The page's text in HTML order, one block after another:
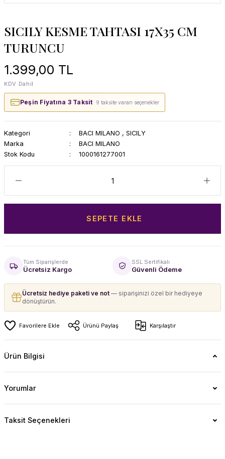
SICILY KESME TAHTASI 17X35 CM
TURUNCU
1.399,00 TL
KDV Dahil
Peşin Fiyatına 3 Taksit· 9 taksite varan seçenekler
Kategori BACI MILANO , SICILY
Marka
BACI MILANO
Stok Kodu
1000161277001
SEPETE EKLE
Tüm Siparişlerde
Ücretsiz Kargo
SSL Sertifikalı
Güvenli Ödeme
Ücretsiz hediye paketi ve not — siparişinizi özel bir hediyeye
dönüştürün.
Ürünü Paylaş Karşılaştır
Ürün Bilgisi
Yorumlar
Taksit Seçenekleri